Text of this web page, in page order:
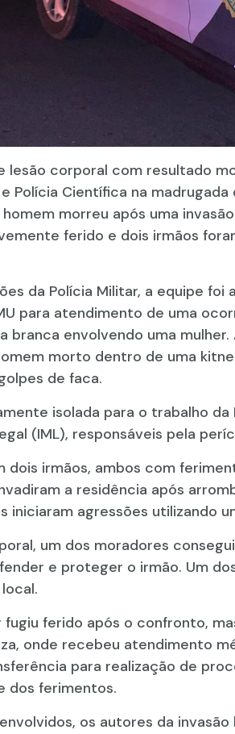
lesão corporal com resultado
e Polícia Científica na
morreu após uma
ferido e dois irmãos
da Polícia Militar, a equipe foi
para atendimento de uma
branca envolvendo uma
morto dentro de uma
de faca.
isolada para o trabalho da
(IML), responsáveis pela
dois irmãos, ambos com
a residência após
iniciaram agressões utilizando
um dos moradores
e proteger o irmão. Um
fugiu ferido após o confronto,
onde recebeu atendimento
para realização de
dos ferimentos.
os autores da